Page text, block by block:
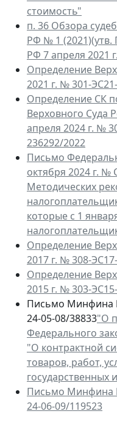
стоимость"
п. 36 Обзора
РФ № 1 (2021)(утв.
РФ 7 апреля 2021
Определение
2021 г. № 301-
Определение СК
Верховного Суда
апреля 2024 г. №
236292/2022
Письмо
октября 2024 г. №
Методических
которые с 1
Определение
2017 г. № 308-
Определение
2015 г. № 303-
Письмо Минфина
24-05-08/38833"О
Федерального
"О контрактной
товаров, работ,
Письмо Минфина
24-06-09/119523